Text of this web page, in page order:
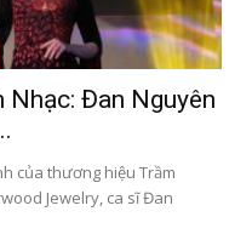
Nhạc: Đan Nguyên
của thương hiệu Trầm
Jewelry, ca sĩ Đan